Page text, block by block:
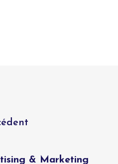
& Marketing